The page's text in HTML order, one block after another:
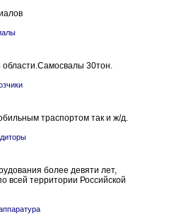
области.Самосвалы 30тон.
траспортом так и ж/д.
более девяти лет,
всей территории Российской